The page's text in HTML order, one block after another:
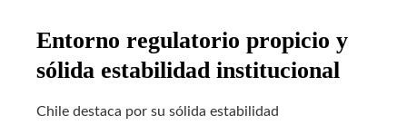
Entorno regulatorio propicio y
sólida estabilidad institucional
Chile destaca por su sólida estabilidad